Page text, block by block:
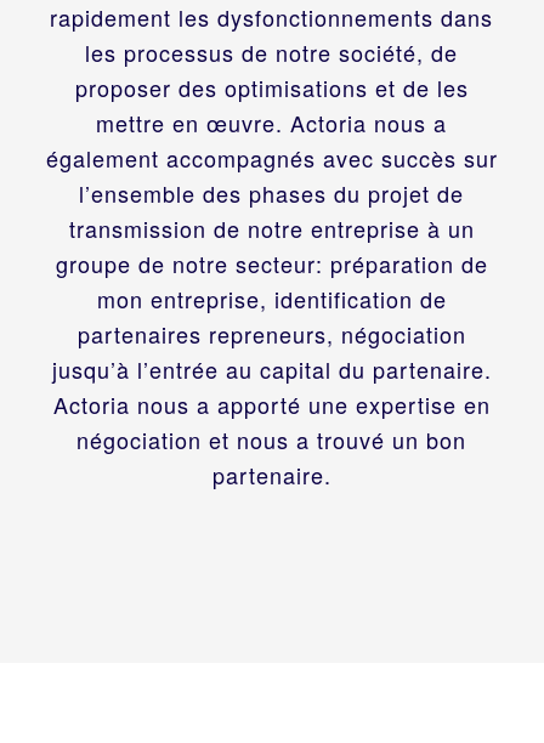
rapidement les dysfonctionnements dans
les processus de notre société, de
proposer des optimisations et de les
mettre en œuvre. Actoria nous a
également accompagnés avec succès sur
l’ensemble des phases du projet de
transmission de notre entreprise à un
groupe de notre secteur: préparation de
mon entreprise, identification de
partenaires repreneurs, négociation
jusqu’à l’entrée au capital du partenaire.
Actoria nous a apporté une expertise en
négociation et nous a trouvé un bon
partenaire.